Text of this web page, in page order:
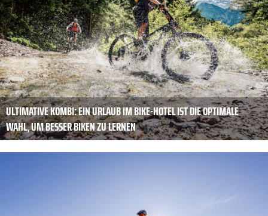
ULTIMATIVE KOMBI: EIN URLAUB IM BIKE-HOTEL IST DIE OPTIMALE
WAHL, UM BESSER BIKEN ZU LERNEN